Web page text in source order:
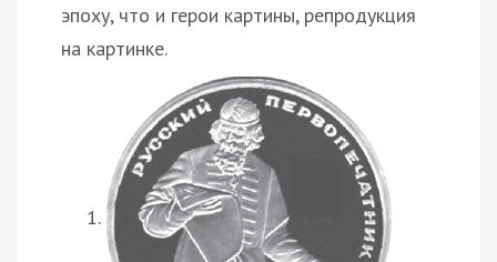
эпоху, что и герои картины, репродукция
на картинке.